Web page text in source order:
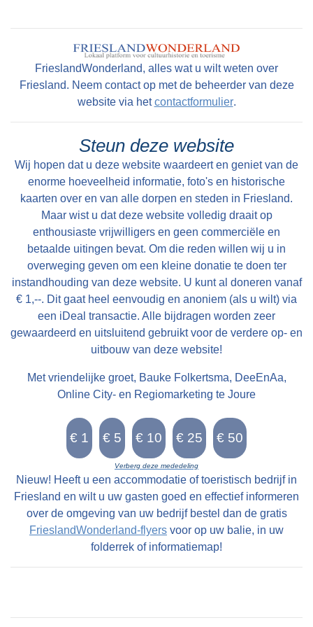
staande en geleegen onder den Dorpe Folsgara
, in het geheel groot na naam 69 Pondematen
alle kostelyke Greidlanden belast met 17 1/2
en kan alsdan vry van Huuringe door den Koper
worden aangevaard.
FrieslandWonderland, alles wat u wilt weten over
Friesland. Neem contact op met de beheerder van deze
website via hetcontactformulier.
Steun deze website
Wij hopen dat u deze website waardeert en geniet van de
enorme hoeveelheid informatie, foto's en historische
kaarten over en van alle dorpen en steden in Friesland.
Maar wist u dat deze website volledig draait op
enthousiaste vrijwilligers en geen commerciële en
betaalde uitingen bevat. Om die reden willen wij u in
overweging geven om een kleine donatie te doen ter
instandhouding van deze website. U kunt al doneren vanaf
€ 1,--. Dit gaat heel eenvoudig en anoniem (als u wilt) via
een iDeal transactie. Alle bijdragen worden zeer
gewaardeerd en uitsluitend gebruikt voor de verdere op- en
uitbouw van deze website!
Met vriendelijke groet, Bauke Folkertsma, DeeEnAa,
Online City- en Regiomarketing te Joure
Verberg deze mededeling
Nieuw! Heeft u een accommodatie of toeristisch bedrijf in
Friesland en wilt u uw gasten goed en effectief informeren
over de omgeving van uw bedrijf bestel dan de gratis
FrieslandWonderland-flyers voor op uw balie, in uw
folderrek of informatiemap!